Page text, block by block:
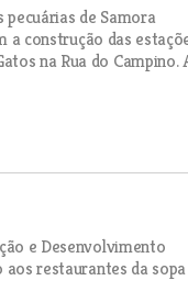
de Samora
a construção das
na Rua do Campino.
e Desenvolvimento
aos restaurantes da